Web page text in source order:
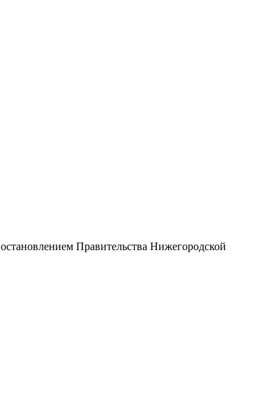
Правительства Нижегородской